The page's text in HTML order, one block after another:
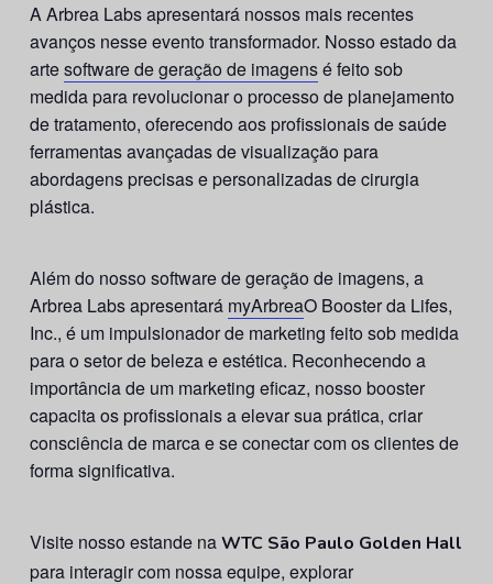
A Arbrea Labs apresentará nossos mais recentes
avanços nesse evento transformador. Nosso estado da
artesoftware de geração de imagensé feito sob
medida para revolucionar o processo de planejamento
de tratamento, oferecendo aos profissionais de saúde
ferramentas avançadas de visualização para
abordagens precisas e personalizadas de cirurgia
plástica.
Além do nosso software de geração de imagens, a
Arbrea Labs apresentará myArbreaO Booster da Lifes,
Inc., é um impulsionador de marketing feito sob medida
para o setor de beleza e estética. Reconhecendo a
importância de um marketing eficaz, nosso booster
capacita os profissionais a elevar sua prática, criar
consciência de marca e se conectar com os clientes de
forma significativa.
Visite nosso estande naWTC São Paulo Golden Hall
para interagir com nossa equipe, explorar